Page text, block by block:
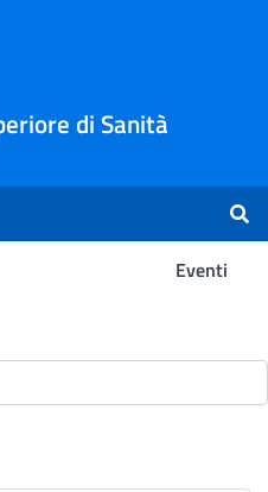
di Sanità
Eventi
-